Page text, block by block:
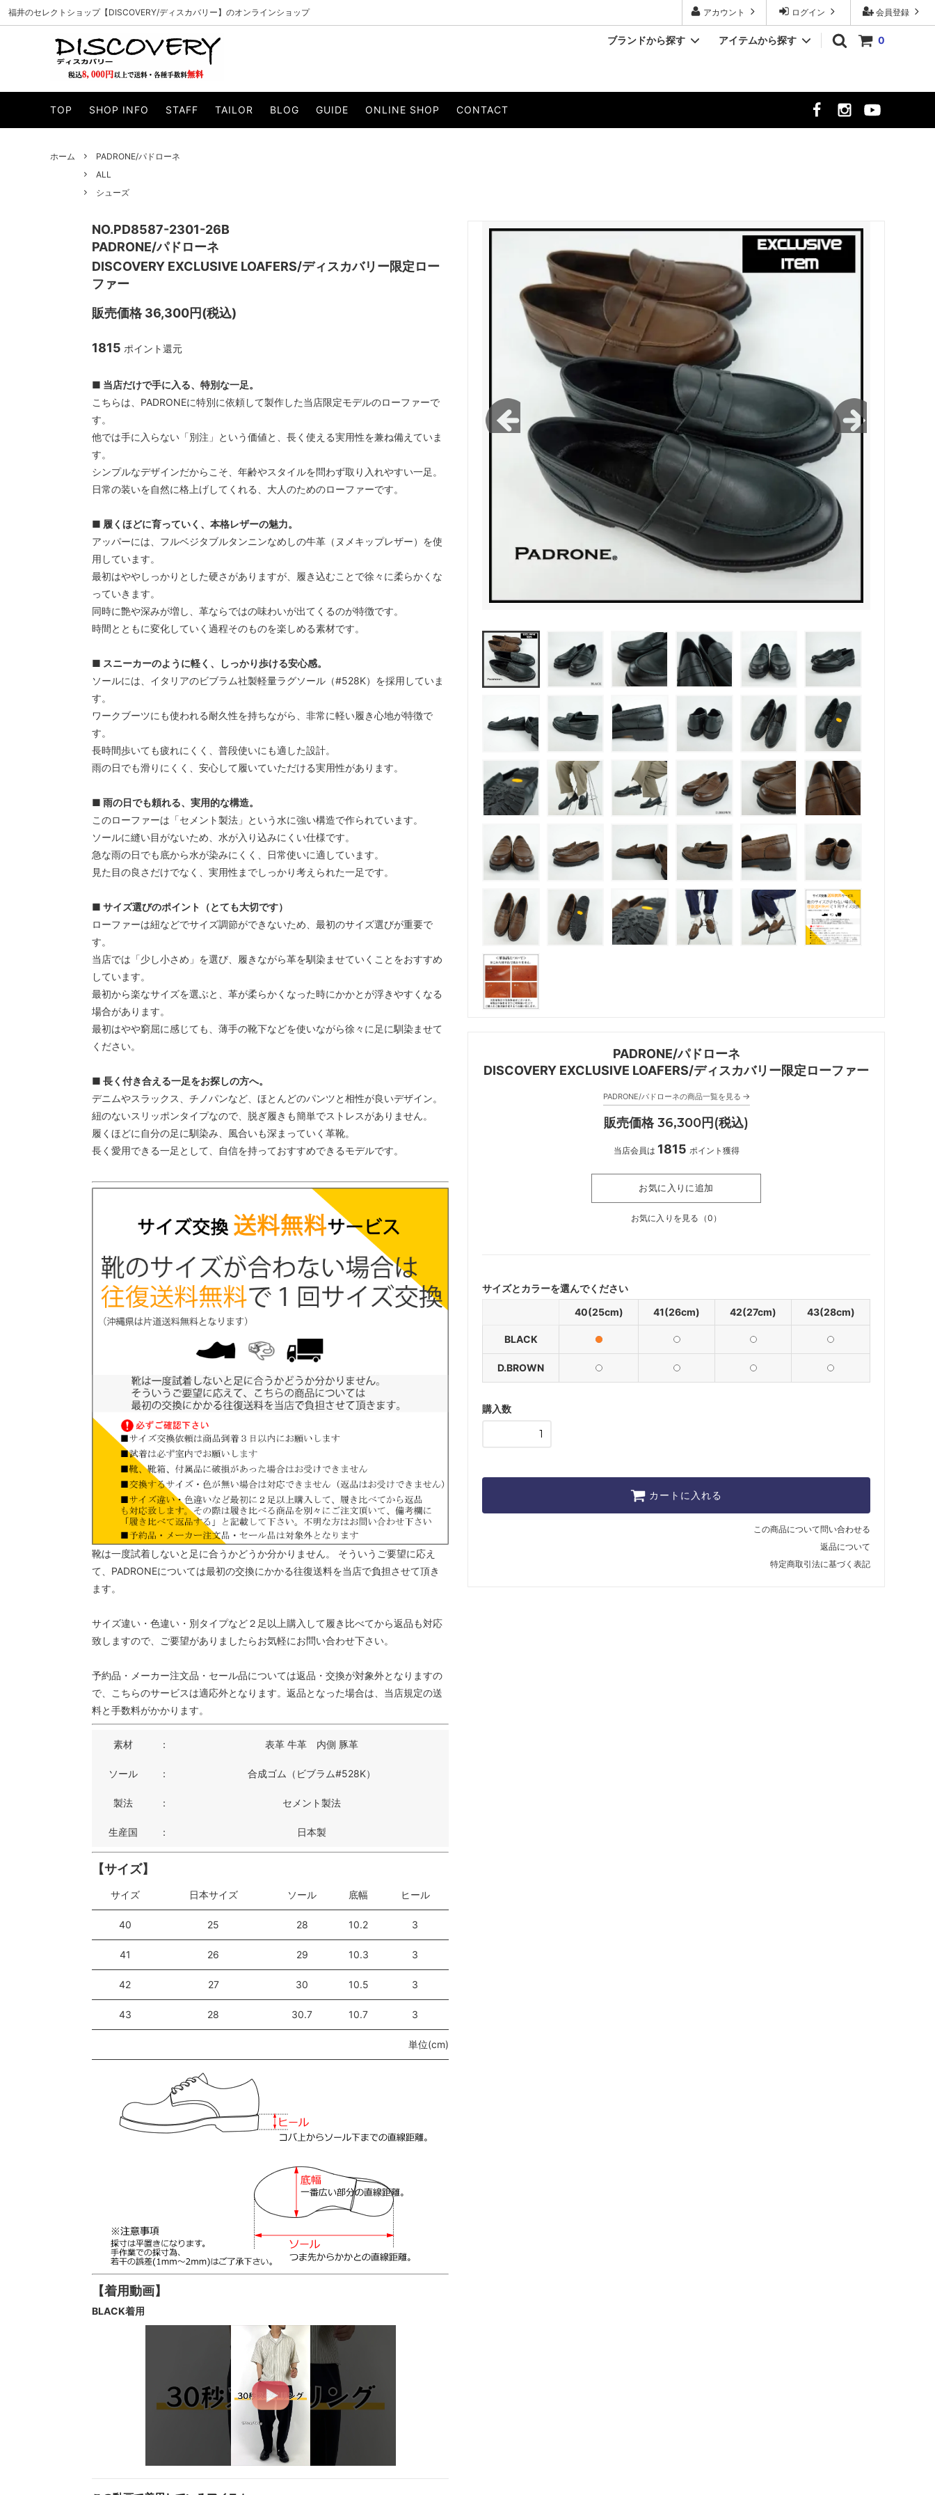
会員登録
ログイン
アカウント
福井のセレクトショップ【DISCOVERY/ディスカバリー】のオンラインショップ
0
ブランドから探す
MANUAL ALPHABET/マニュアルアルファベ
ット
WHEELROBE/ウィールローブ PERS PROJECTS/パースプロジェクト
VAGUE WATCH CO./ヴァーグウォッチカン
WELLDER/ウェルダー
SUNCORE/サンコア LUCEBER/ルースバー
unre:count/アンリカウント OPULENCE/オーピュレンス O/EIGHTH/オーエイス hayt/ハイト
Modem design/モデムデザイン PRODUCT LAB./プロダクトラボ Si/エスアイ
CAL O LINE/キャルオーライン FLISTFIA/フリストフィア Bernabeu/ベルナベウ
アイテムから探す
ニット・スウェット カットソー・Tシャツ パンツ
サイフ・バッグ
TOP SHOP INFO STAFF TAILOR BLOG GUIDE ONLINE SHOP CONTACT
ホーム
PADRONE/パドローネ
ALL
シューズ
PADRONE/パドローネ
DISCOVERY EXCLUSIVE LOAFERS/ディスカバリー限定ローファー
PADRONE/パドローネの商品一覧を見る →
販売価格 36,300円(税込)
当店会員は 1815 ポイント獲得
お気に入りに追加
お気に入りを見る（0 ）
サイズとカラーを選んでください
40(25cm)
41(26cm) 42(27cm) 43(28cm)
BLACK
D.BROWN
購入数
カートに入れる
この商品について問い合わせる
返品について
特定商取引法に基づく表記
NO.PD8587-2301-26B
PADRONE/パドローネ
DISCOVERY EXCLUSIVE LOAFERS/ディスカバリー限定ロー
ファー
販売価格 36,300円(税込)
1815 ポイント還元
■ 当店だけで手に入る、特別な一足。
こちらは、PADRONEに特別に依頼して製作した当店限定モデルのローファーで
す。
他では手に入らない「別注」という価値と、長く使える実用性を兼ね備えていま
す。
シンプルなデザインだからこそ、年齢やスタイルを問わず取り入れやすい一足。
日常の装いを自然に格上げしてくれる、大人のためのローファーです。
■ 履くほどに育っていく、本格レザーの魅力。
アッパーには、フルベジタブルタンニンなめしの牛革（ヌメキップレザー）を使
用しています。
最初はややしっかりとした硬さがありますが、履き込むことで徐々に柔らかくな
っていきます。
同時に艶や深みが増し、革ならではの味わいが出てくるのが特徴です。
時間とともに変化していく過程そのものを楽しめる素材です。
■ スニーカーのように軽く、しっかり歩ける安心感。
ソールには、イタリアのビブラム社製軽量ラグソール（#528K）を採用していま
す。
ワークブーツにも使われる耐久性を持ちながら、非常に軽い履き心地が特徴で
す。
長時間歩いても疲れにくく、普段使いにも適した設計。
雨の日でも滑りにくく、安心して履いていただける実用性があります。
■ 雨の日でも頼れる、実用的な構造。
このローファーは「セメント製法」という水に強い構造で作られています。
ソールに縫い目がないため、水が入り込みにくい仕様です。
急な雨の日でも底から水が染みにくく、日常使いに適しています。
見た目の良さだけでなく、実用性までしっかり考えられた一足です。
■ サイズ選びのポイント（とても大切です）
ローファーは紐などでサイズ調節ができないため、最初のサイズ選びが重要で
す。
当店では「少し小さめ」を選び、履きながら革を馴染ませていくことをおすすめ
しています。
最初から楽なサイズを選ぶと、革が柔らかくなった時にかかとが浮きやすくなる
場合があります。
最初はやや窮屈に感じても、薄手の靴下などを使いながら徐々に足に馴染ませて
ください。
■ 長く付き合える一足をお探しの方へ。
デニムやスラックス、チノパンなど、ほとんどのパンツと相性が良いデザイン。
紐のないスリッポンタイプなので、脱ぎ履きも簡単でストレスがありません。
履くほどに自分の足に馴染み、風合いも深まっていく革靴。
長く愛用できる一足として、自信を持っておすすめできるモデルです。
靴は一度試着しないと足に合うかどうか分かりません。 そういうご要望に応え
て、PADRONEについては最初の交換にかかる往復送料を当店で負担させて頂き
ます。
サイズ違い・色違い・別タイプなど２足以上購入して履き比べてから返品も対応
致しますので、ご要望がありましたらお気軽にお問い合わせ下さい。
予約品・メーカー注文品・セール品については返品・交換が対象外となりますの
で、こちらのサービスは適応外となります。返品となった場合は、当店規定の送
料と手数料がかかります。
素材 ： 表革 牛革 内側 豚革
ソール ： 合成ゴム（ビブラム#528K）
製法 ： セメント製法
生産国 ： 日本製
【サイズ】
サイズ 日本サイズ ソール 底幅 ヒール
40 25 28 10.2 3
41 26 29 10.3 3
42 27 30 10.5 3
43 28 30.7 10.7 3
単位(cm)
【着用動画】
BLACK着用